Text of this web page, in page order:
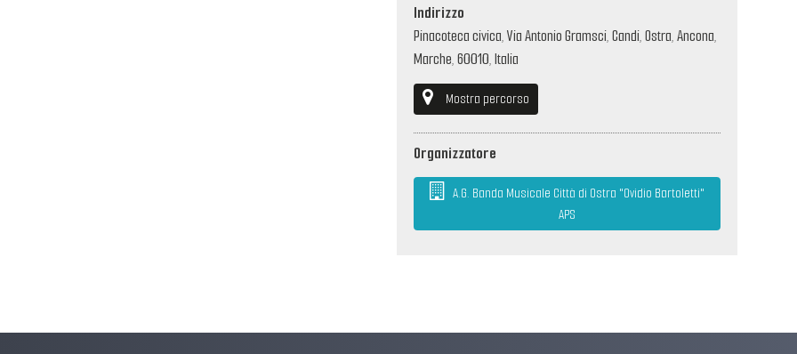
Indirizzo
Pinacoteca civica, Via Antonio Gramsci, Candi, Ostra, Ancona,
Marche, 60010, Italia
Mostra percorso
Organizzatore
A.G. Banda Musicale Città di Ostra "Ovidio Bartoletti"
APS